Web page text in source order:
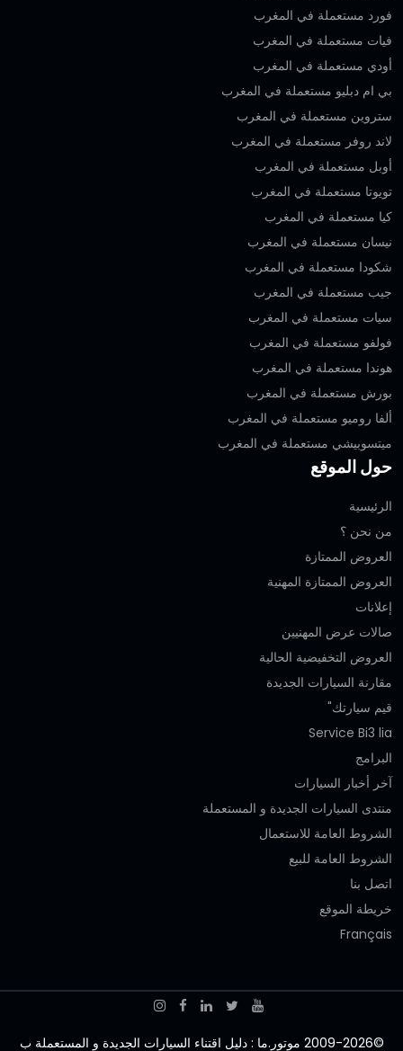
فورد مستعملة في المغرب
فيات مستعملة في المغرب
أودي مستعملة في المغرب
بي ام دبليو مستعملة في المغرب
ستروين مستعملة في المغرب
لاند روفر مستعملة في المغرب
أوبل مستعملة في المغرب
تويوتا مستعملة في المغرب
كيا مستعملة في المغرب
نيسان مستعملة في المغرب
شكودا مستعملة في المغرب
جيب مستعملة في المغرب
سيات مستعملة في المغرب
فولفو مستعملة في المغرب
هوندا مستعملة في المغرب
بورش مستعملة في المغرب
ألفا روميو مستعملة في المغرب
ميتسوبيشي مستعملة في المغرب
حول الموقع
الرئيسية
من نحن ؟
العروض الممتازة
العروض الممتازة المهنية‎
إعلانات
صالات عرض المهنيين
العروض التخفيضية الحالية
مقارنة السيارات الجديدة
قيم سيارتك"
Service Bi3 lia
البرامج
آخر أخبار السيارات
منتدى السيارات الجديدة و المستعملة
الشروط العامة للاستعمال
الشروط العامة للبيع
اتصل بنا
خريطة الموقع
Français
©2009-2026 موتور.ما : دليل اقتناء السيارات الجديدة و المستعملة ب